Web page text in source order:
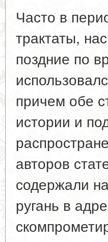
Часто в
трактаты,
поздние по
причем обе
истории и
авторов
содержали
ругань в